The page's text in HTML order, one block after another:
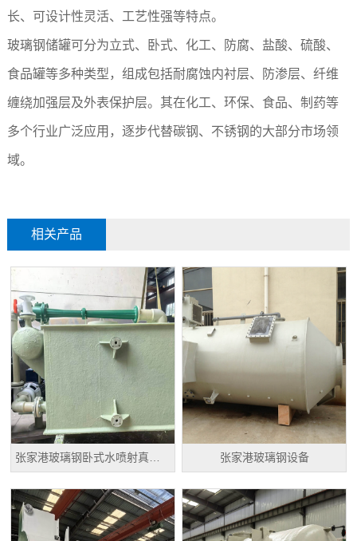
长、可设计性灵活、工艺性强等特点。
玻璃钢储罐可分为立式、卧式、化工、防腐、盐酸、硫酸、
食品罐等多种类型，组成包括耐腐蚀内衬层、防渗层、纤维
缠绕加强层及外表保护层。其在化工、环保、食品、制药等
多个行业广泛应用，逐步代替碳钢、不锈钢的大部分市场领
域。
相关产品
张家港玻璃钢设备